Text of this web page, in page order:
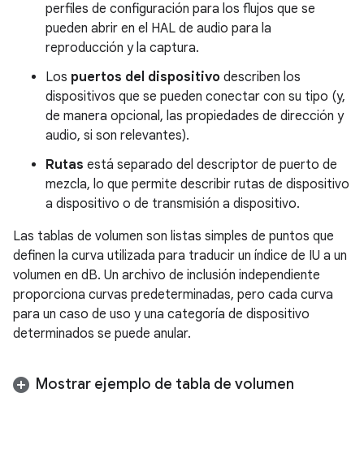
perfiles de configuración para los flujos que se
pueden abrir en el HAL de audio para la
reproducción y la captura.
Los puertos del dispositivo describen los
dispositivos que se pueden conectar con su tipo (y,
de manera opcional, las propiedades de dirección y
audio, si son relevantes).
Rutas está separado del descriptor de puerto de
mezcla, lo que permite describir rutas de dispositivo
a dispositivo o de transmisión a dispositivo.
Las tablas de volumen son listas simples de puntos que
definen la curva utilizada para traducir un índice de IU a un
volumen en dB. Un archivo de inclusión independiente
proporciona curvas predeterminadas, pero cada curva
para un caso de uso y una categoría de dispositivo
determinados se puede anular.
Mostrar ejemplo de tabla de volumen